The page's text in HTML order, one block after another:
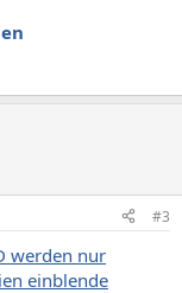
#3
werden nur
einblende